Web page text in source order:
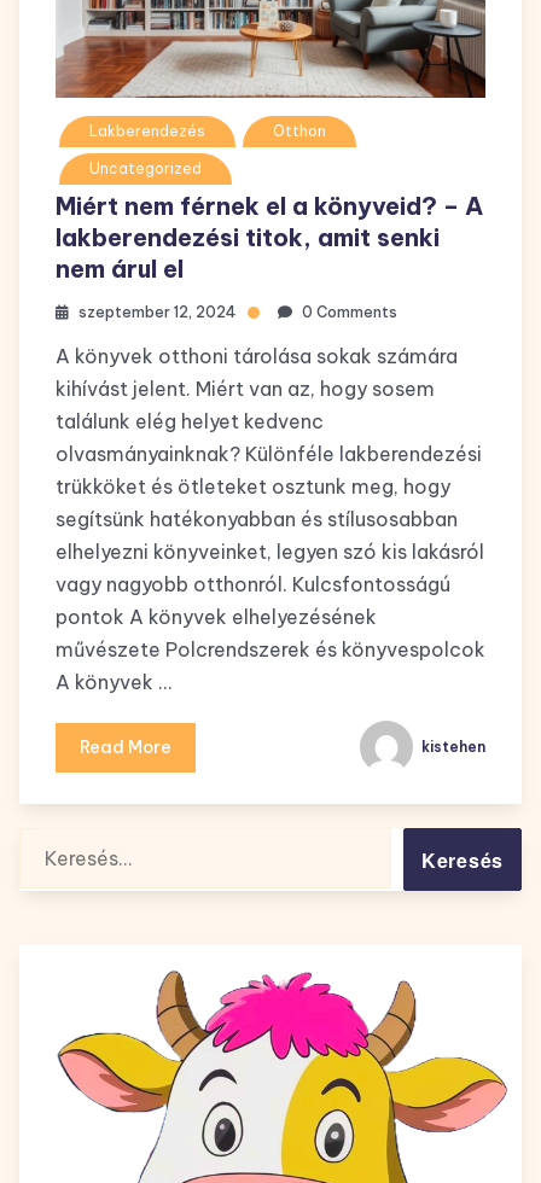
Lakberendezés Otthon
Uncategorized
Miért nem férnek el a könyveid? – A
lakberendezési titok, amit senki
nem árul el
szeptember 12, 2024 0 Comments
A könyvek otthoni tárolása sokak számára
kihívást jelent. Miért van az, hogy sosem
találunk elég helyet kedvenc
olvasmányainknak? Különféle lakberendezési
trükköket és ötleteket osztunk meg, hogy
segítsünk hatékonyabban és stílusosabban
elhelyezni könyveinket, legyen szó kis lakásról
vagy nagyobb otthonról. Kulcsfontosságú
pontok A könyvek elhelyezésének
művészete Polcrendszerek és könyvespolcok
A könyvek …
Read More kistehen